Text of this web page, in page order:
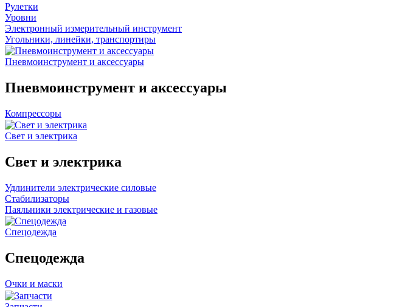
Рулетки
Уровни
Электронный измерительный инструмент
Угольники, линейки, транспортиры
Пневмоинструмент и аксессуары
Пневмоинструмент и аксессуары
Компрессоры
Свет и электрика
Свет и электрика
Удлинители электрические силовые
Стабилизаторы
Паяльники электрические и газовые
Спецодежда
Спецодежда
Очки и маски